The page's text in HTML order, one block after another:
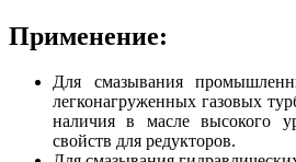
Применение:
Для смазывания
легконагруженных газовых
наличия в масле высокого
свойств для редукторов.